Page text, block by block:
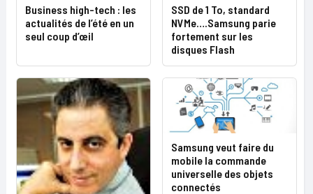
Business high-tech : les
actualités de l’été en un
seul coup d’œil
SSD de 1 To, standard
NVMe….Samsung parie
fortement sur les
disques Flash
Samsung veut faire du
mobile la commande
universelle des objets
connectés